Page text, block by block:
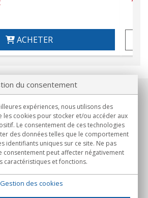
ACHETER
du consentement
expériences, nous utilisons des
les cookies pour stocker et/ou accéder aux
Le consentement de ces technologies
des données telles que le comportement
identifiants uniques sur ce site. Ne pas
consentement peut affecter négativement
caractéristiques et fonctions.
Gestion des cookies